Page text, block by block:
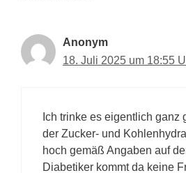
Anonym
18. Juli 2025 um 18:55
Ich trinke es eigentlich ganz
der Zucker- und
hoch gemäß Angaben auf
Diabetiker kommt da keine